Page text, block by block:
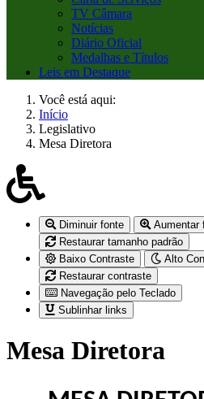
TV Câmara
Notícias
Diário Oficial
Medalhas e Títulos
Leis em Destaque
Você está aqui:
Início
Legislativo
Mesa Diretora
Diminuir fonte
Aumentar
Restaurar tamanho padrão
Baixo Contraste
Alto
Restaurar contraste
Navegação pelo Teclado
Sublinhar links
Mesa Diretora